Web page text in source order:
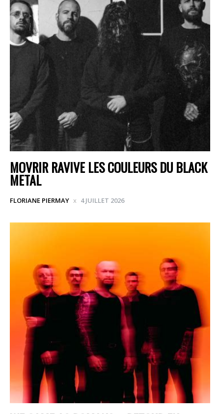
MOVRIR RAVIVE LES COULEURS DU BLACK
METAL
FLORIANE PIERMAY 4 JUILLET 2026